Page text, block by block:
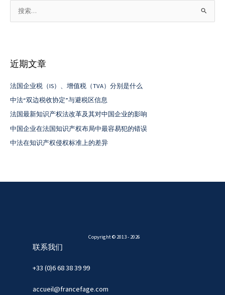
索
近期文章
法国企业税（IS）、增值税（TVA）分别是什么
中法“双边税收协定”与避税区信息
法国最新知识产权法改革及其对中国企业的影响
中国企业在法国知识产权布局中最容易犯的错误
中法在知识产权侵权标准上的差异
Copyright © 2013 - 2026
联系我们
+33 (0)6 68 38 39 99
accueil@francefage.com